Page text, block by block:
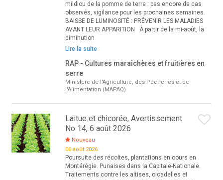
mildiou de la pomme de terre : pas encore de cas
observés, vigilance pour les prochaines semaines.
BAISSE DE LUMINOSITÉ : PRÉVENIR LES MALADIES
AVANT LEUR APPARITION À partir de la mi-août, la
diminution
Lire la suite
RAP - Cultures maraîchères et fruitières en
serre
Ministère de l'Agriculture, des Pêcheries et de
l'Alimentation (MAPAQ)
Laitue et chicorée, Avertissement
No 14, 6 août 2026
Nouveau
06 août 2026
Poursuite des récoltes, plantations en cours en
Montérégie. Punaises dans la Capitale-Nationale.
Traitements contre les altises, cicadelles et